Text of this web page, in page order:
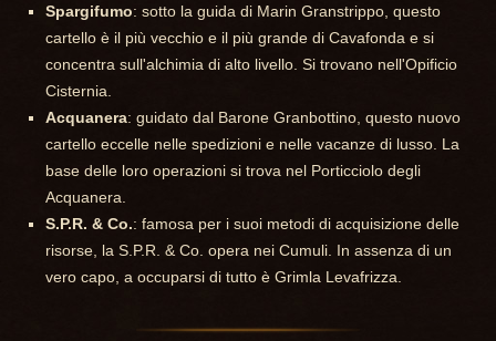
Spargifumo: sotto la guida di Marin Granstrippo, questo
cartello è il più vecchio e il più grande di Cavafonda e si
concentra sull'alchimia di alto livello. Si trovano nell'Opificio
Cisternia.
Acquanera: guidato dal Barone Granbottino, questo nuovo
cartello eccelle nelle spedizioni e nelle vacanze di lusso. La
base delle loro operazioni si trova nel Porticciolo degli
Acquanera.
S.P.R. & Co.: famosa per i suoi metodi di acquisizione delle
risorse, la S.P.R. & Co. opera nei Cumuli. In assenza di un
vero capo, a occuparsi di tutto è Grimla Levafrizza.